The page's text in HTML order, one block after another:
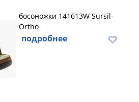
босоножки 141613W Sursil-
Ortho
подробнее